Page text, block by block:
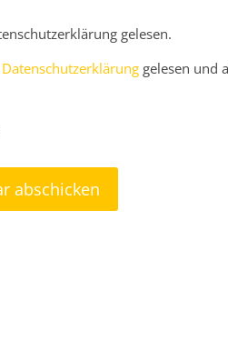
gelesen.
Datenschutzerklärung gelesen und